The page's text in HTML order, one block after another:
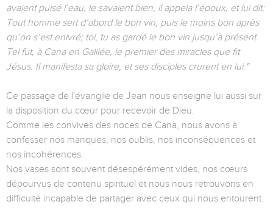
avaient puisé l’eau, le savaient bien, il appela l’époux, et lui dit:
Tout homme sert d’abord le bon vin, puis le moins bon après
qu’on s’est enivré; toi, tu as gardé le bon vin jusqu’à présent.
Tel fut, à Cana en Galilée, le premier des miracles que fit
Jésus. Il manifesta sa gloire, et ses disciples crurent en lui."
Ce passage de l'évangile de Jean nous enseigne lui aussi sur
la disposition du cœur pour recevoir de Dieu.
Comme les convives des noces de Cana, nous avons à
confesser nos manques, nos oublis, nos inconséquences et
nos incohérences.
Nos vases sont souvent désespérément vides, nos cœurs
dépourvus de contenu spirituel et nous nous retrouvons en
difficulté incapable de partager avec ceux qui nous entourent.